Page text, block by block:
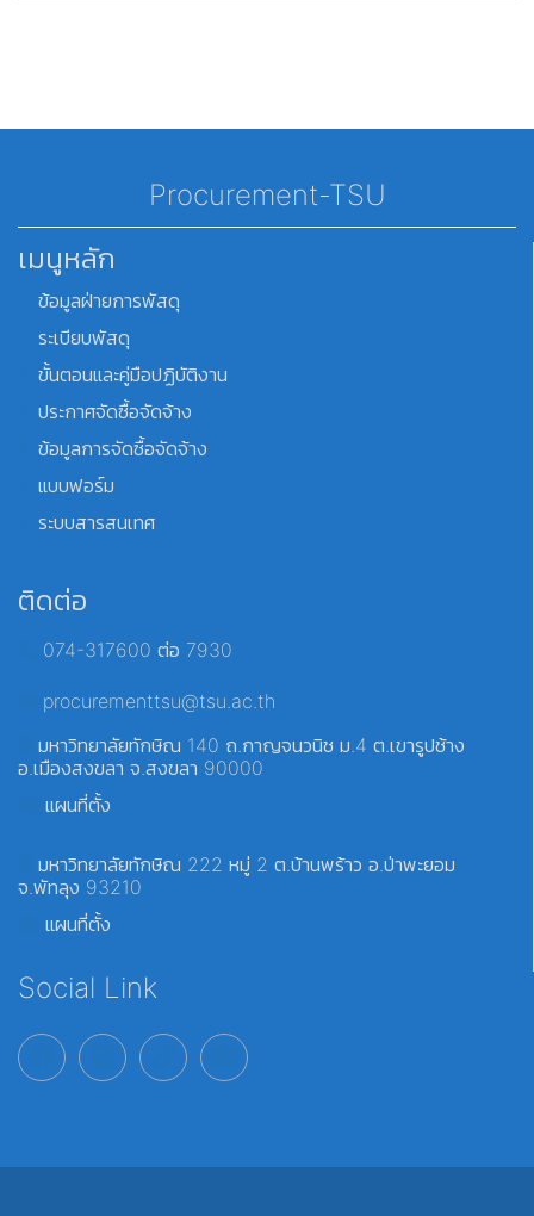
Procurement-TSU
เมนูหลัก
ข้อมูลฝ่ายการพัสดุ
ระเบียบพัสดุ
ขั้นตอนและคู่มือปฏิบัติงาน
ประกาศจัดซื้อจัดจ้าง
ข้อมูลการจัดซื้อจัดจ้าง
แบบฟอร์ม
ระบบสารสนเทศ
ติดต่อ
074-317600 ต่อ 7930
procurementtsu@tsu.ac.th
มหาวิทยาลัยทักษิณ 140 ถ.กาญจนวนิช ม.4 ต.เขารูปช้าง
อ.เมืองสงขลา จ.สงขลา 90000
แผนที่ตั้ง
มหาวิทยาลัยทักษิณ 222 หมู่ 2 ต.บ้านพร้าว อ.ป่าพะยอม
จ.พัทลุง 93210
แผนที่ตั้ง
Social Link